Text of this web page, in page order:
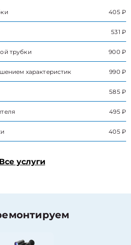
405 ₽
531 ₽
трубки 900 ₽
характеристик 990 ₽
585 ₽
495 ₽
405 ₽
Все услуги